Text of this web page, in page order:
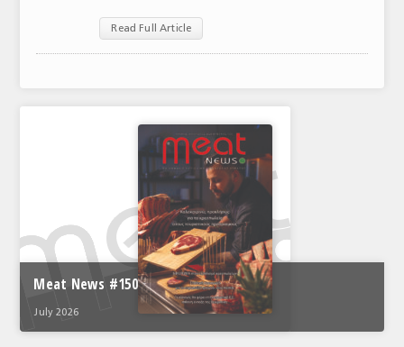
ΕΜΠΟΡΙΚΟΣ ΚΑΤΑΛΟΓΟΣ
ΕΜΠΟΡΙΚΟΙ ΑΝΤΙΠΡΟΣΩΠΟΙ
ΕΛΛΗΝΙΚΗ ΝΟΜΟΘΕΣΙΑ
Read Full Article
Meat News #150
July 2026